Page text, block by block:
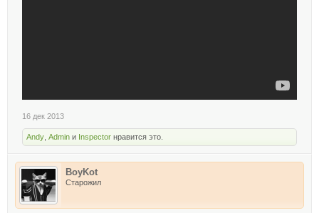
16 дек 2013
Andy Admin и Inspector нравится это.
BoyKot
Старожил